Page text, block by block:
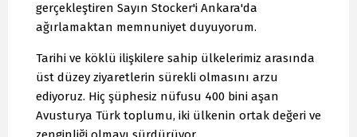
gerçekleştiren Sayın Stocker'i Ankara'da
ağırlamaktan memnuniyet duyuyorum.
Tarihi ve köklü ilişkilere sahip ülkelerimiz arasında
üst düzey ziyaretlerin sürekli olmasını arzu
ediyoruz. Hiç şüphesiz nüfusu 400 bini aşan
Avusturya Türk toplumu, iki ülkenin ortak değeri ve